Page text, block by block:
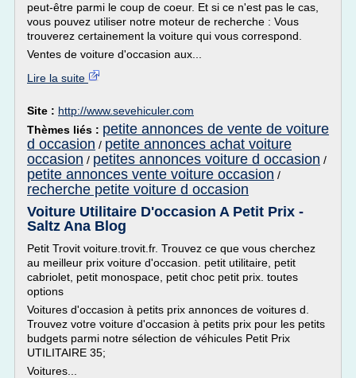
peut-être parmi le coup de coeur. Et si ce n'est pas le cas,
vous pouvez utiliser notre moteur de recherche : Vous
trouverez certainement la voiture qui vous correspond.
Ventes de voiture d'occasion aux...
Lire la suite
Site : http://www.sevehiculer.com
Thèmes liés : petite annonces de vente de voiture
d occasion / petite annonces achat voiture
occasion / petites annonces voiture d occasion /
petite annonces vente voiture occasion /
recherche petite voiture d occasion
Voiture Utilitaire D'occasion A Petit Prix -
Saltz Ana Blog
Petit Trovit voiture.trovit.fr. Trouvez ce que vous cherchez
au meilleur prix voiture d'occasion. petit utilitaire, petit
cabriolet, petit monospace, petit choc petit prix. toutes
options
Voitures d'occasion à petits prix annonces de voitures d.
Trouvez votre voiture d'occasion à petits prix pour les petits
budgets parmi notre sélection de véhicules Petit Prix
UTILITAIRE 35;
Voitures...